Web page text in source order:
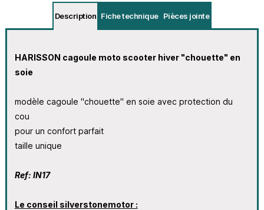
Description Fiche technique Pièces jointe
HARISSON cagoule moto scooter hiver "chouette" en
soie
modèle cagoule "chouette" en soie avec protection du
cou
pour un confort parfait
taille unique
Ref: IN17
Le conseil silverstonemotor :